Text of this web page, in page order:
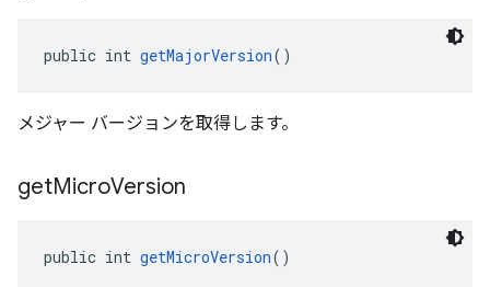
public int getMajorVersion()
メジャー バージョンを取得します。
getMicroVersion
public int getMicroVersion()